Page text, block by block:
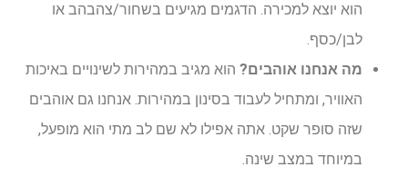
הוא יוצא למכירה. הדגמים מגיעים בשחור/צהבהב או
לבן/כסף.
מה אנחנו אוהבים? הוא מגיב במהירות לשינויים באיכות
האוויר, ומתחיל לעבוד בסינון במהירות. אנחנו גם אוהבים
שזה סופר שקט. אתה אפילו לא שם לב מתי הוא מופעל,
במיוחד במצב שינה.